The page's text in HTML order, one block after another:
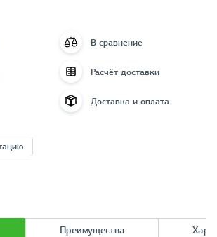
В сравнение
Расчёт доставки
Доставка и оплата
Преимущества